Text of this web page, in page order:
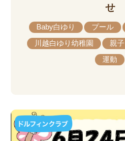
せ
Baby白ゆり プール
川越白ゆり幼稚園
親子
運動